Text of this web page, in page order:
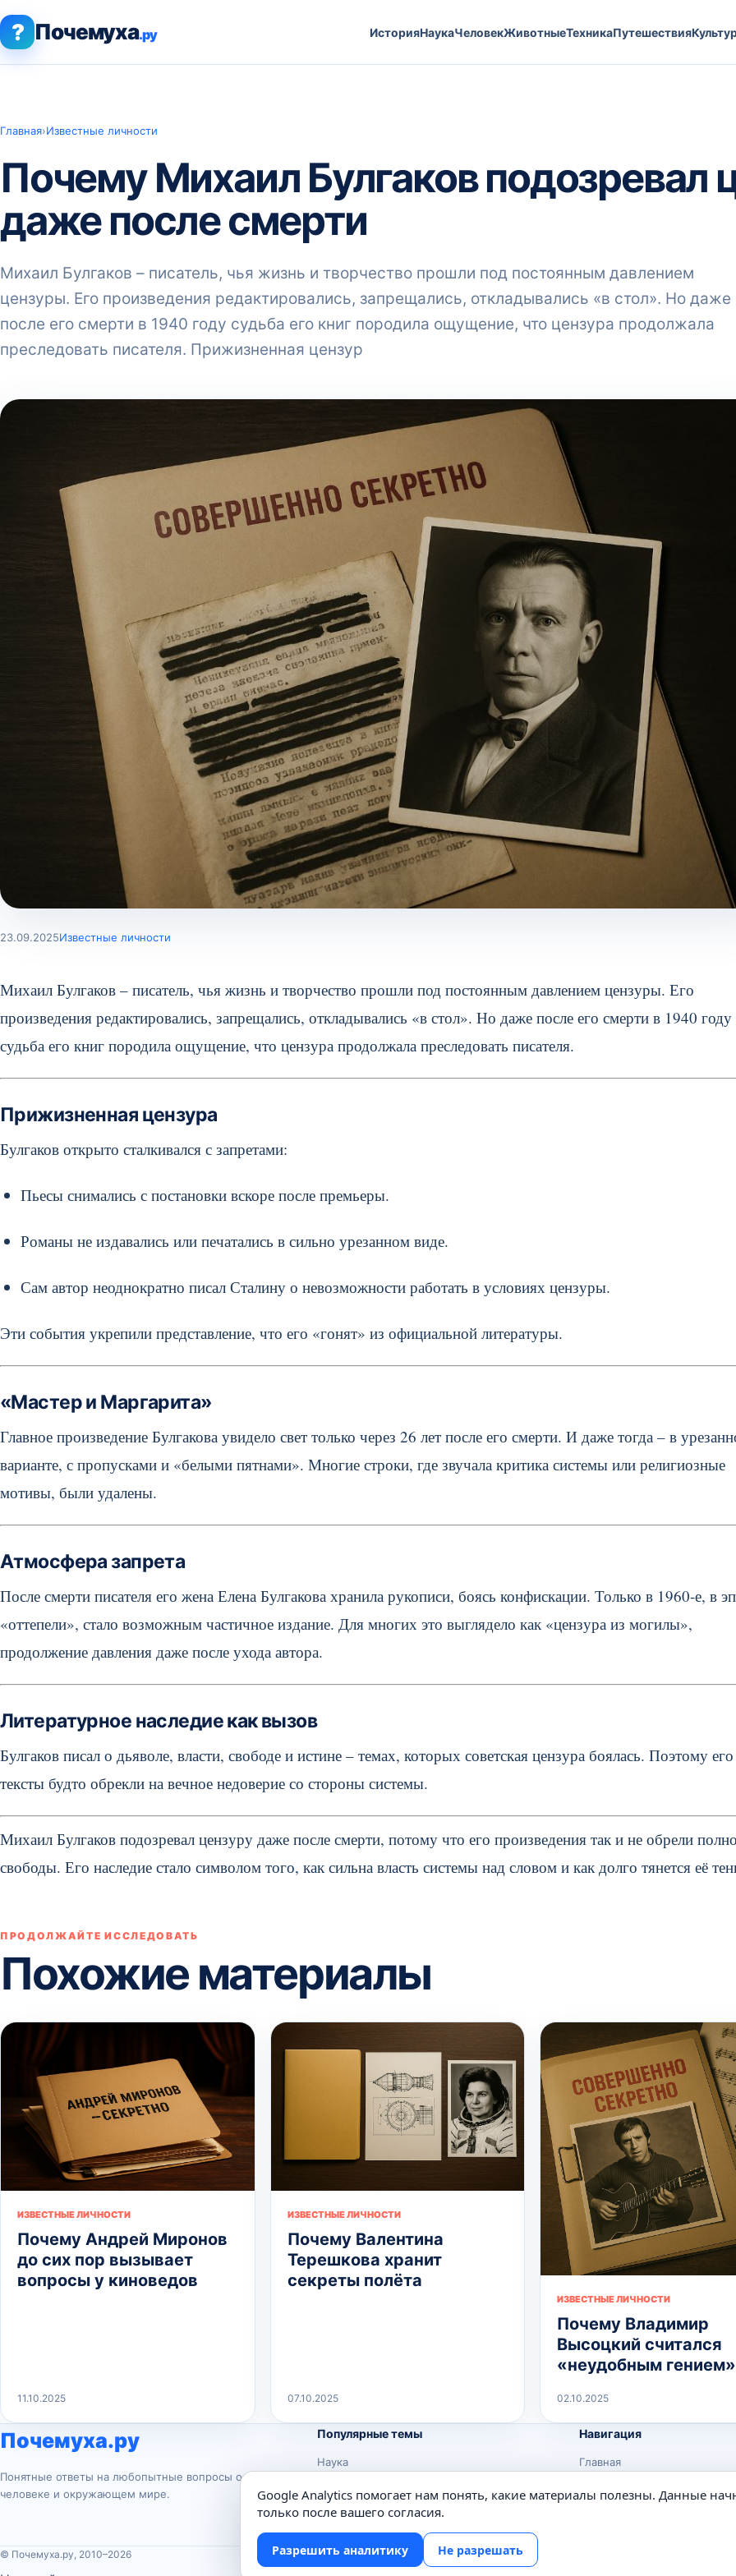
? Почемуха.ру ИсторияНаукаЧеловекЖивотныеТехникаПутешествия
Главная›Известные личности
Почему Михаил Булгаков подозревал
даже после смерти
Михаил Булгаков – писатель, чья жизнь и творчество прошли под постоянным давлением
цензуры. Его произведения редактировались, запрещались, откладывались «в стол». Но даже
после его смерти в 1940 году судьба его книг породила ощущение, что цензура продолжала
преследовать писателя. Прижизненная цензур
23.09.2025Известные личности
Михаил Булгаков – писатель, чья жизнь и творчество прошли под постоянным давлением цензуры. Его
произведения редактировались, запрещались, откладывались «в стол». Но даже после его смерти в 1940 году
судьба его книг породила ощущение, что цензура продолжала преследовать писателя.
Прижизненная цензура
Булгаков открыто сталкивался с запретами:
Пьесы снимались с постановки вскоре после премьеры.
Романы не издавались или печатались в сильно урезанном виде.
Сам автор неоднократно писал Сталину о невозможности работать в условиях цензуры.
Эти события укрепили представление, что его «гонят» из официальной литературы.
«Мастер и Маргарита»
Главное произведение Булгакова увидело свет только через 26 лет после его смерти. И даже тогда – в
варианте, с пропусками и «белыми пятнами». Многие строки, где звучала критика системы или религиозные
мотивы, были удалены.
Атмосфера запрета
После смерти писателя его жена Елена Булгакова хранила рукописи, боясь конфискации. Только в 1960-е, в
«оттепели», стало возможным частичное издание. Для многих это выглядело как «цензура из могилы»,
продолжение давления даже после ухода автора.
Литературное наследие как вызов
Булгаков писал о дьяволе, власти, свободе и истине – темах, которых советская цензура боялась. Поэтому его
тексты будто обрекли на вечное недоверие со стороны системы.
Михаил Булгаков подозревал цензуру даже после смерти, потому что его произведения так и не обрели
свободы. Его наследие стало символом того, как сильна власть системы над словом и как долго тянется её
ПРОДОЛЖАЙТЕ ИССЛЕДОВАТЬ
Похожие материалы
ИЗВЕСТНЫЕ ЛИЧНОСТИ
Почему Андрей Миронов
до сих пор вызывает
вопросы у киноведов
11.10.2025
ИЗВЕСТНЫЕ ЛИЧНОСТИ
Почему Валентина
Терешкова хранит
секреты полёта
07.10.2025
ИЗВЕСТНЫЕ ЛИЧНОСТИ
Почему Владимир
Высоцкий считался
«неудобным гением»
02.10.2025
Почемуха.ру
Понятные ответы на любопытные вопросы о
человеке и окружающем мире.
Популярные темы
Наука
Животные
Техника
Навигация
Главная
© Почемуха.ру, 2010–2026
Google Analytics помогает нам понять, какие материалы полезны. Данные
только после вашего согласия.
Разрешить аналитику Не разрешать